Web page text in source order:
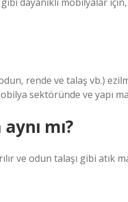
rende ve talaş vb.)
sektöründe ve yapı
mı?
ve odun talaşı gibi atık